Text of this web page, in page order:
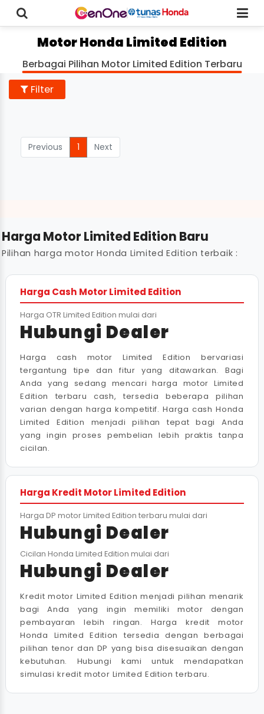
Motor Honda Limited Edition
Berbagai Pilihan Motor Limited Edition Terbaru
Filter
Previous 1 Next
Harga Motor Limited Edition Baru
Pilihan harga motor Honda Limited Edition terbaik :
Harga Cash Motor Limited Edition
Harga OTR Limited Edition mulai dari
Hubungi Dealer
Harga cash motor Limited Edition bervariasi
tergantung tipe dan fitur yang ditawarkan. Bagi
Anda yang sedang mencari harga motor Limited
Edition terbaru cash, tersedia beberapa pilihan
varian dengan harga kompetitif. Harga cash Honda
Limited Edition menjadi pilihan tepat bagi Anda
yang ingin proses pembelian lebih praktis tanpa
cicilan.
Harga Kredit Motor Limited Edition
Harga DP motor Limited Edition terbaru mulai dari
Hubungi Dealer
Cicilan Honda Limited Edition mulai dari
Hubungi Dealer
Kredit motor Limited Edition menjadi pilihan menarik
bagi Anda yang ingin memiliki motor dengan
pembayaran lebih ringan. Harga kredit motor
Honda Limited Edition tersedia dengan berbagai
pilihan tenor dan DP yang bisa disesuaikan dengan
kebutuhan. Hubungi kami untuk mendapatkan
simulasi kredit motor Limited Edition terbaru.